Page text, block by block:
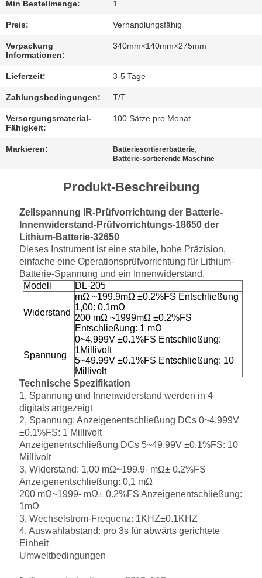
PRIVACY
Min Bestellmenge: 1
Preis: Verhandlungsfähig
Verpackung
Informationen:
340mm×140mm×275mm
Lieferzeit: 3-5 Tage
Zahlungsbedingungen: T/T
Versorgungsmaterial-
Fähigkeit:
100 Sätze pro Monat
Markieren: Batteriesortiererbatterie
Batterie-sortierende Maschine
Produkt-Beschreibung
Zellspannung IR-Prüfvorrichtung der Batterie-
Innenwiderstand-Prüfvorrichtungs-18650 der
Lithium-Batterie-32650
Dieses Instrument ist eine stabile, hohe Präzision,
einfache eine Operationsprüfvorrichtung für Lithium-
Batterie-Spannung und ein Innenwiderstand.
Modell
DL-205
Widerstand
mΩ ~199.9mΩ ±0.2%FS Entschließung
1,00: 0.1mΩ
200 mΩ ~1999mΩ ±0.2%FS
Entschließung: 1 mΩ
Spannung
0~4.999V ±0.1%FS Entschließung:
1Millivolt
5~49.99V ±0.1%FS Entschließung: 10
Millivolt
Technische Spezifikation
1, Spannung und Innenwiderstand werden in 4
digitals angezeigt
2, Spannung: Anzeigenentschließung DCs 0~4.999V
±0.1%FS: 1 Millivolt
Anzeigenentschließung DCs 5~49.99V ±0.1%FS: 10
Millivolt
3, Widerstand: 1,00 mΩ~199.9- mΩ± 0.2%FS
Anzeigenentschließung: 0,1 mΩ
200 mΩ~1999- mΩ± 0.2%FS Anzeigenentschließung:
1mΩ
3, Wechselstrom-Frequenz: 1KHZ±0.1KHZ
4, Auswahlabstand: pro 3s für abwärts gerichtete
Einheit
Umweltbedingungen